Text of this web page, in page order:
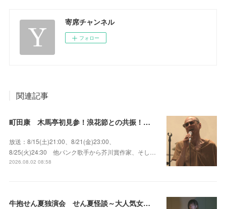
寄席チャンネル
フォロー
関連記事
町田康 木馬亭初見参！浪花節との共振！～マチダ地蔵尊 他
放送：8/15(土)21:00、8/21(金)23:00、
8/25(火)24:30 他パンク歌手から芥川賞作家、そし…
2026.08.02 08:58
牛抱せん夏独演会 せん夏怪談～大人気女性怪談師とっておきの背筋も凍る…